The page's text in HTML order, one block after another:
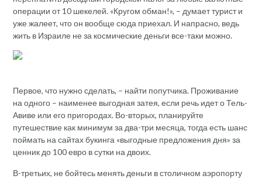
операции от 10 шекелей. «Кругом обман!», – думает турист и
уже жалеет, что он вообще сюда приехал. И напрасно, ведь
жить в Израиле не за космические деньги все-таки можно.
Первое, что нужно сделать, – найти попутчика. Проживание
на одного – наименее выгодная затея, если речь идет о Тель-
Авиве или его пригородах. Во-вторых, планируйте
путешествие как минимум за два-три месяца, тогда есть шанс
поймать на сайтах букинга «выгодные предложения дня» за
ценник до 100 евро в сутки на двоих.
В-третьих, не бойтесь менять деньги в столичном аэропорту